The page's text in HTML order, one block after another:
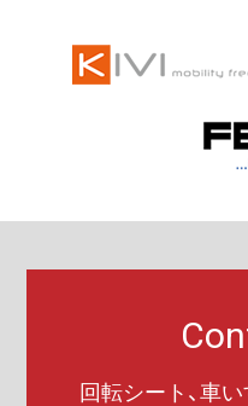
回転シート、車